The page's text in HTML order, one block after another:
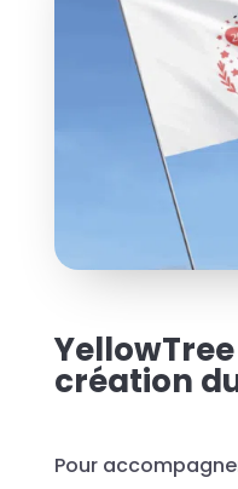
création
Pour